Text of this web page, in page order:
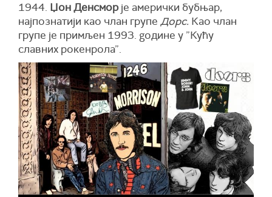
1944. Џон Денсморје амерички бубњар,
најпознатији као члан групе Дорс. Као члан
групе је примљен 1993. gодине у ”Кућу
славних рокенрола”.